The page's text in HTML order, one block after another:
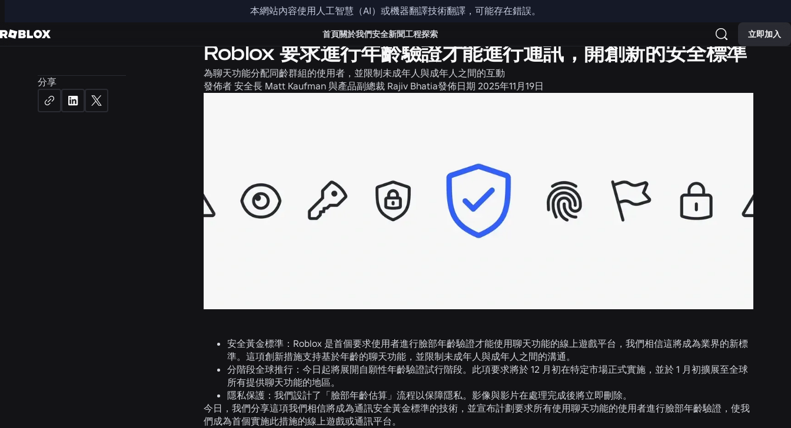
本網站內容使用人工智慧（AI）或機器翻譯技術翻譯，可能存在錯誤。
首頁關於我們安全新聞工程探索 立即加入
分享
安全與文明 新聞
Roblox 要求進行年齡驗證才能進行通訊，開創新的安全標準
為聊天功能分配同齡群組的使用者，並限制未成年人與成年人之間的互動
發佈者 安全長 Matt Kaufman 與產品副總裁 Rajiv Bhatia發佈日期 2025年11月19日
安全黃金標準： Roblox 是首個要求使用者進行臉部年齡驗證才能使用聊天功能的線上遊戲平台，我們相信這將成為業界的新標
準。這項創新措施支持基於年齡的聊天功能，並限制未成年人與成年人之間的溝通。
分階段全球推行： 今日起將展開自願性年齡驗證試行階段。此項要求將於 12 月初在特定市場正式實施，並於 1 月初擴展至全球
所有提供聊天功能的地區。
隱私保護： 我們設計了「臉部年齡估算」流程以保障隱私。影像與影片在處理完成後將立即刪除。
今日，我們分享這項我們相信將成為通訊安全黃金標準的技術，並宣布計劃要求所有使用聊天功能的使用者進行臉部年齡驗證，使我
們成為首個實施此措施的線上遊戲或通訊平台。